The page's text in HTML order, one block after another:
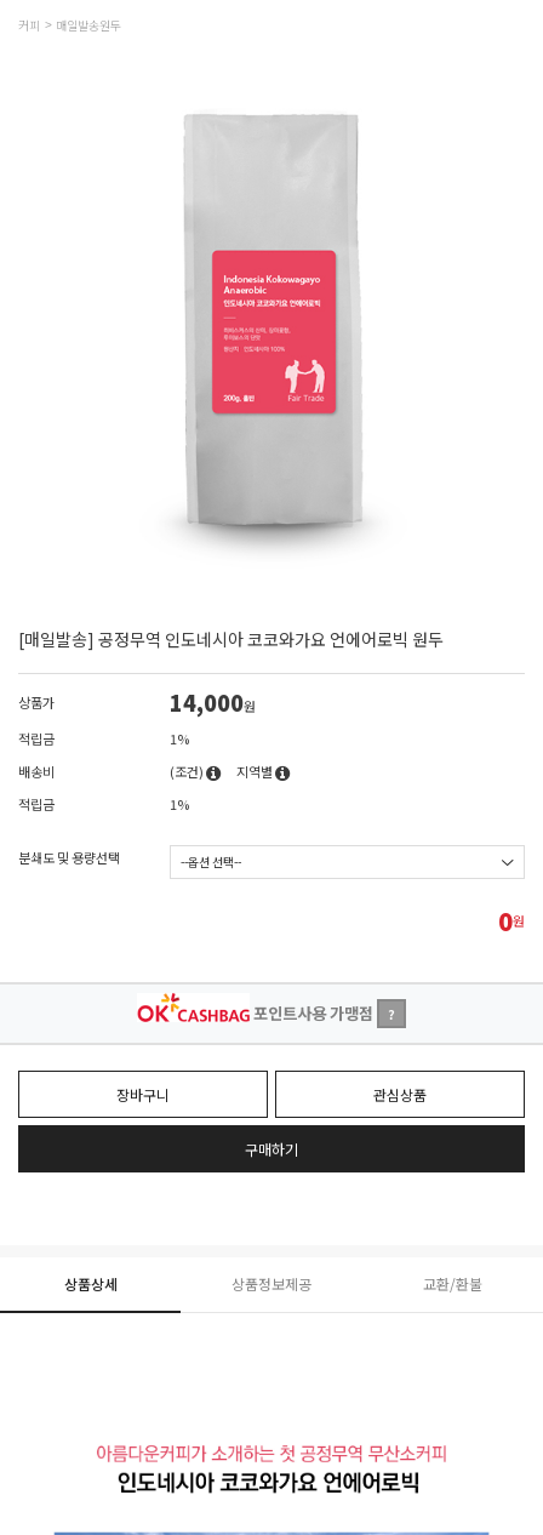
커피 매일발송원두
[매일발송] 공정무역 인도네시아 코코와가요 언에어로빅 원두
상품가 14,000원
적립금
1%
배송비
(조건)
지역별
적립금
1%
분쇄도 및 용량선택
0원
포인트사용 가맹점 ?
장바구니 관심상품
구매하기
상품상세 상품정보제공 교환/환불